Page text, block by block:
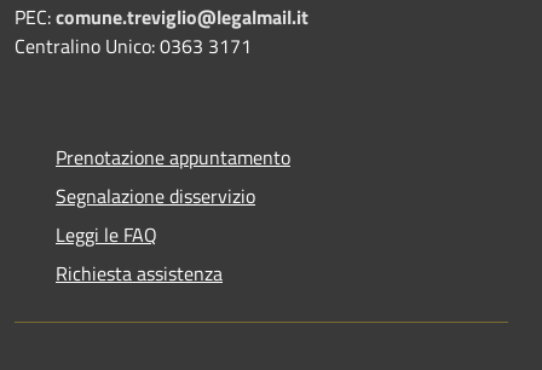
PEC:comune.treviglio@legalmail.it
Centralino Unico: 0363 3171
Prenotazione appuntamento
Segnalazione disservizio
Leggi le FAQ
Richiesta assistenza